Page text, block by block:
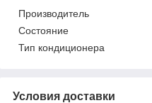
Производитель
Состояние
Тип кондиционера
Условия доставки